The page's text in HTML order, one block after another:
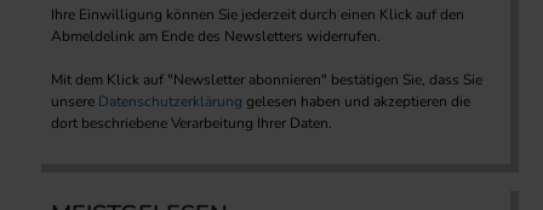
Ihre Einwilligung können Sie jederzeit durch einen Klick auf den
Abmeldelink am Ende des Newsletters widerrufen.
Mit dem Klick auf "Newsletter abonnieren" bestätigen Sie, dass Sie
unsere Datenschutzerklärung gelesen haben und akzeptieren die
dort beschriebene Verarbeitung Ihrer Daten.